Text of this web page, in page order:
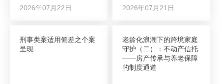
2026年07月22日 2026年07月21日
刑事类案适用偏差之个案
呈现
老龄化浪潮下的跨境家庭
守护（二）：不动产信托
——房产传承与养老保障
的制度通道